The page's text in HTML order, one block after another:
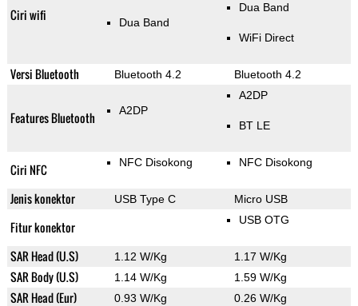
Ciri wifi Dua Band
Dua Band
WiFi Direct
Versi Bluetooth Bluetooth 4.2 Bluetooth 4.2
Features Bluetooth A2DP
A2DP
BT LE
Ciri NFC NFC Disokong NFC Disokong
Jenis konektor USB Type C Micro USB
Fitur konektor USB OTG
SAR Head (U.S) 1.12 W/Kg 1.17 W/Kg
SAR Body (U.S) 1.14 W/Kg 1.59 W/Kg
SAR Head (Eur) 0.93 W/Kg 0.26 W/Kg